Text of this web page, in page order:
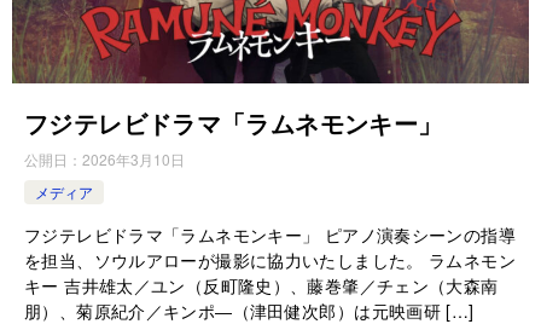
フジテレビドラマ「ラムネモンキー」
公開日： 2026年3月10日
メディア
フジテレビドラマ「ラムネモンキー」 ピアノ演奏シーンの指導
を担当、ソウルアローが撮影に協力いたしました。 ラムネモン
キー 吉井雄太／ユン（反町隆史）、藤巻肇／チェン（大森南
朋）、菊原紀介／キンポ―（津田健次郎）は元映画研 […]